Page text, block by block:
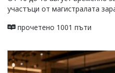
еmail: k.kassabova@flagman.bg
редактор:
email:
office@flagman.bg
участъци от магистралата
прочетено 1001 пъти